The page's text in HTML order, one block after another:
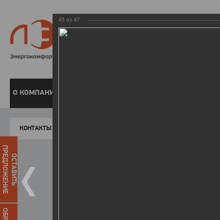
8 800
О КОМПАНИИ
КОНТАКТЫ
ОСТАВИТЬ
ПРЕДЛОЖЕНИЕ
43 из 47